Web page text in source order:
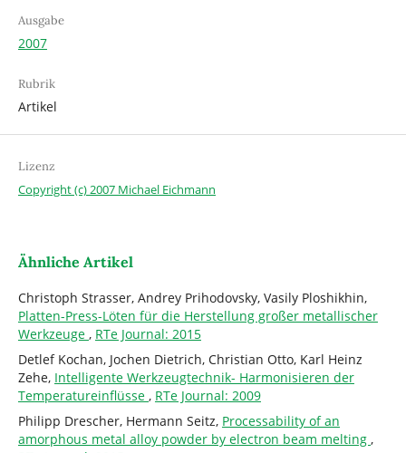
Ausgabe
2007
Rubrik
Artikel
Lizenz
Copyright (c) 2007 Michael Eichmann
Ähnliche Artikel
Christoph Strasser, Andrey Prihodovsky, Vasily Ploshikhin,
Platten-Press-Löten für die Herstellung großer metallischer
Werkzeuge , RTe Journal: 2015
Detlef Kochan, Jochen Dietrich, Christian Otto, Karl Heinz
Zehe, Intelligente Werkzeugtechnik- Harmonisieren der
Temperatureinflüsse , RTe Journal: 2009
Philipp Drescher, Hermann Seitz, Processability of an
amorphous metal alloy powder by electron beam melting ,